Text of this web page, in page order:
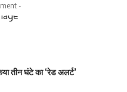
-
तीन घंटे का ‘रेड अलर्ट’